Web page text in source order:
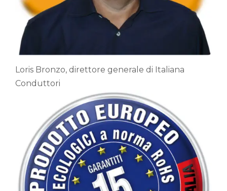
Loris Bronzo, direttore generale di Italiana
Conduttori